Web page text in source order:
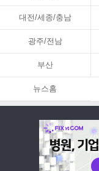
대전/세종/충남
광주/전남
부산
뉴스홈
뉴스홈
Copyright ⓒ